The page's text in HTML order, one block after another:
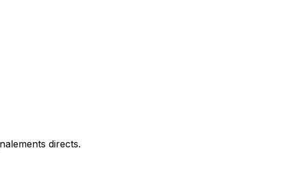
directs.